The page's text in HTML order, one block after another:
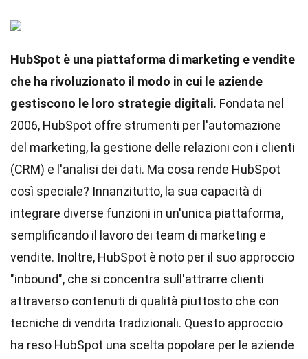
HubSpot è una piattaforma di marketing e vendite
che ha rivoluzionato il modo in cui le aziende
gestiscono le loro strategie digitali. Fondata nel
2006, HubSpot offre strumenti per l'automazione
del marketing, la gestione delle relazioni con i clienti
(CRM) e l'analisi dei dati. Ma cosa rende HubSpot
così speciale? Innanzitutto, la sua capacità di
integrare diverse funzioni in un'unica piattaforma,
semplificando il lavoro dei team di marketing e
vendite. Inoltre, HubSpot è noto per il suo approccio
"inbound", che si concentra sull'attrarre clienti
attraverso contenuti di qualità piuttosto che con
tecniche di vendita tradizionali. Questo approccio
ha reso HubSpot una scelta popolare per le aziende